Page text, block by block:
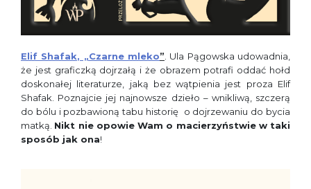
Elif Shafak, „Czarne mleko” . Ula Pągowska udowadnia,
że jest graficzką dojrzałą i że obrazem potrafi oddać hołd
doskonałej literaturze, jaką bez wątpienia jest proza Elif
Shafak. Poznajcie jej najnowsze dzieło – wnikliwą, szczerą
do bólu i pozbawioną tabu historię o dojrzewaniu do bycia
matką. Nikt nie opowie Wam o macierzyństwie w taki
sposób jak ona!